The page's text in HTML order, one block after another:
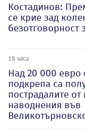
Костадинов:
се крие зад
безотговорност
18 часа
Над 20 000 евро
подкрепа са
пострадалите от
наводнения във